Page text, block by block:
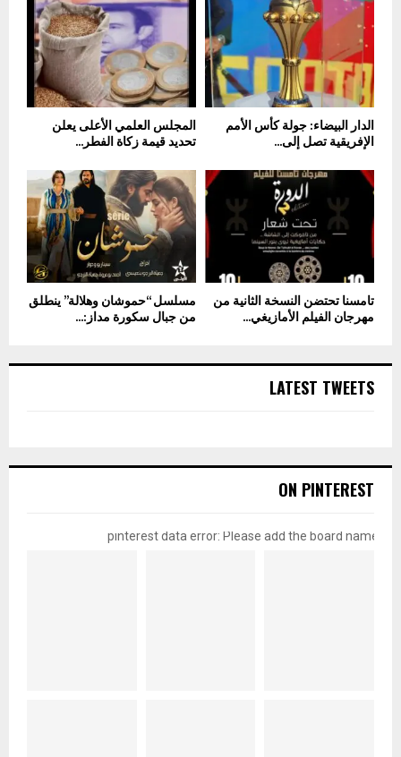
المجلس العلمي الأعلى يعلن
تحديد قيمة زكاة الفطر...
الدار البيضاء: جولة كأس الأمم
الإفريقية تصل إلى...
مسلسل “حموشان وهلالة” ينطلق
من جبال سكورة مداز:...
تامسنا تحتضن النسخة الثانية من
مهرجان الفيلم الأمازيغي...
LATEST TWEETS
ON PINTEREST
pinterest data error: Please add the board name